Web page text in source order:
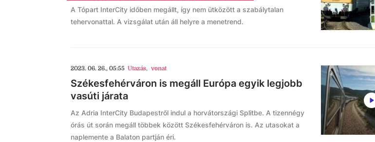
A Tópart InterCity időben megállt, így nem ütközött a szabálytalan
tehervonattal. A vizsgálat után áll helyre a menetrend.
2023. 06. 26., 05:55 Utazás, vonat
Székesfehérváron is megáll Európa egyik legjobb
vasúti járata
Az Adria InterCity Budapestről indul a horvátországi Splitbe. A tizennégy
órás út során megáll többek között Székesfehérváron is. Az utasokat a
naplemente a Balaton partján éri.